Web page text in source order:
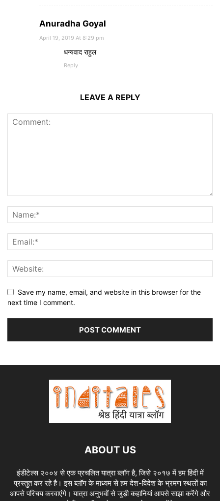
Anuradha Goyal
April 19, 2019 At 8:29 pm
धन्यवाद राहुल
Reply
LEAVE A REPLY
Save my name, email, and website in this browser for the
next time I comment.
ABOUT US
इंडीटेल्स २००४ से एक प्रचलित यात्रा ब्लॉग है, जिसे २०१७ में हम हिंदी में
प्रस्तुत कर रहे है। इस ब्लॉग के माध्यम से हम देश-विदेश के भ्रमण स्थलों का
आपसे परिचय करवाएंगे। यात्रा अनुभवों से जुड़ी कहानियां आपसे साझा करेंगे और